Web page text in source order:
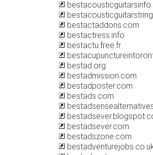
bestactaddons.com
bestactress.info
bestactu.free.fr
bestad.org
bestadmission.com
bestadposter.com
bestads.com
bestadsever.com
bestadszone.com